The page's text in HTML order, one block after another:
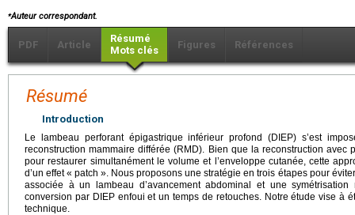
⁎Auteur correspondant.
PDF Article
Résumé
Mots clés
Figures Références
Résumé
Introduction
Le lambeau perforant épigastrique inférieur profond (DIEP) s’est
reconstruction mammaire différée (RMD). Bien que la reconstruction avec
pour restaurer simultanément le volume et l’enveloppe cutanée, cette
d’un effet « patch ». Nous proposons une stratégie en trois étapes pour
associée à un lambeau d’avancement abdominal et une symétrisation
conversion par DIEP enfoui et un temps de retouches. Notre étude vise à
technique.